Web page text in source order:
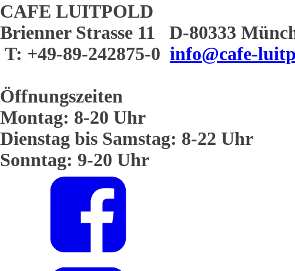
CAFE LUITPOLD
Brienner Strasse 11 D-80333
T: +49-89-242875-0 info@cafe-
Öffnungszeiten
Montag: 8-20 Uhr
Dienstag bis Samstag: 8-22 Uhr
Sonntag: 9-20 Uhr